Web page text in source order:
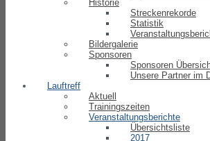
Historie
Streckenrekorde
Statistik
Bildergalerie
Sponsoren
Sponsoren
Unsere Partner im
Lauftreff
Aktuell
Trainingszeiten
Veranstaltungsberichte
Übersichtsliste
2017